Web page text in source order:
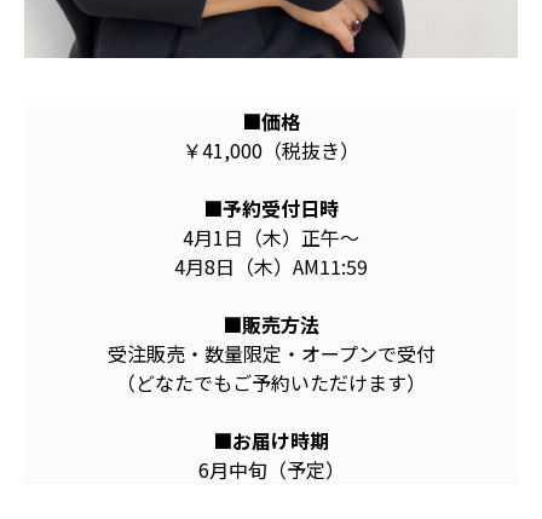
■価格
￥41,000（税抜き）
■予約受付日時
4月1日（木）正午〜
4月8日（木）AM11:59
■販売方法
受注販売・数量限定・オープンで受付
（どなたでもご予約いただけます）
■お届け時期
6月中旬（予定）